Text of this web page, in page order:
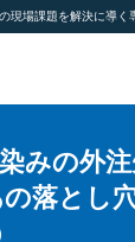
現場課題を解決に導く
みの外
落とし